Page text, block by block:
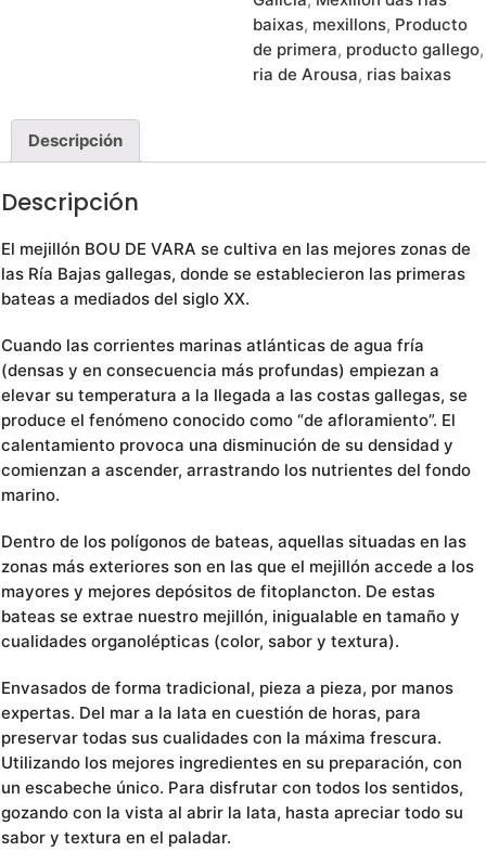
baixas, mexillons, Producto
de primera, producto gallego,
ria de Arousa, rias baixas
Descripción
Descripción
El mejillón BOU DE VARA se cultiva en las mejores zonas de
las Ría Bajas gallegas, donde se establecieron las primeras
bateas a mediados del siglo XX.
Cuando las corrientes marinas atlánticas de agua fría
(densas y en consecuencia más profundas) empiezan a
elevar su temperatura a la llegada a las costas gallegas, se
produce el fenómeno conocido como “de afloramiento”. El
calentamiento provoca una disminución de su densidad y
comienzan a ascender, arrastrando los nutrientes del fondo
marino.
Dentro de los polígonos de bateas, aquellas situadas en las
zonas más exteriores son en las que el mejillón accede a los
mayores y mejores depósitos de fitoplancton. De estas
bateas se extrae nuestro mejillón, inigualable en tamaño y
cualidades organolépticas (color, sabor y textura).
Envasados de forma tradicional, pieza a pieza, por manos
expertas. Del mar a la lata en cuestión de horas, para
preservar todas sus cualidades con la máxima frescura.
Utilizando los mejores ingredientes en su preparación, con
un escabeche único. Para disfrutar con todos los sentidos,
gozando con la vista al abrir la lata, hasta apreciar todo su
sabor y textura en el paladar.